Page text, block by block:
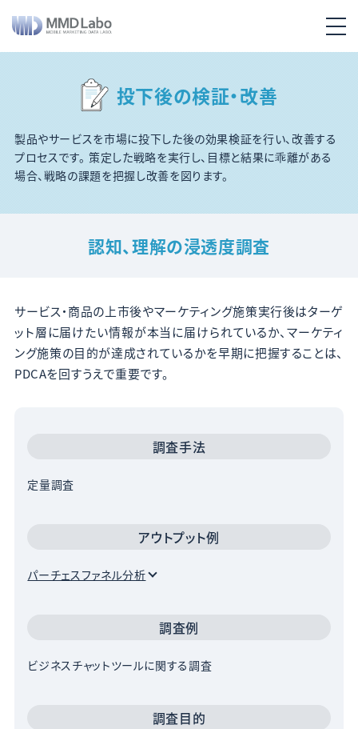
投下後の検証・改善
製品やサービスを市場に投下した後の効果検証を行い、改善する
プロセスです。 策定した戦略を実行し、目標と結果に乖離がある
場合、戦略の課題を把握し改善を図ります。
認知、理解の浸透度調査
サービス・商品の上市後やマーケティング施策実行後はターゲ
ット層に届けたい情報が本当に届けられているか、マーケティ
ング施策の目的が達成されているかを早期に把握することは、
PDCAを回すうえで重要です。
調査手法
定量調査
アウトプット例
パーチェスファネル分析
調査例
ビジネスチャットツールに関する調査
調査目的